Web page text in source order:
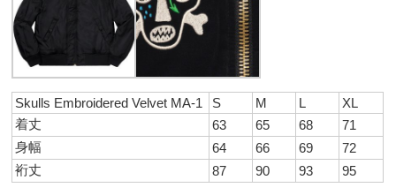
Skulls Embroidered Velvet MA-1 S M L
XL
着丈
63 65 68
71
身幅
64 66 69
72
裄丈
87 90 93 95